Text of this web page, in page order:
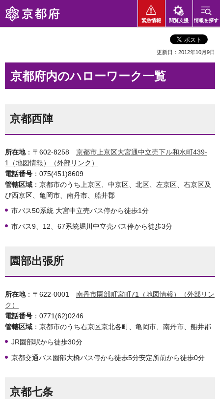
京都府
緊急情報 閲覧支援 情報を探す
更新日：2012年10月9日
京都府内のハローワーク一覧
京都西陣
所在地：〒602-8258 京都市上京区大宮通中立売下ル和水町439-
1（地図情報）（外部リンク）
電話番号 ：075(451)8609
管轄区域 ：京都市のうち上京区、中京区、北区、左京区、右京区及
び西京区、亀岡市、南丹市、船井郡
市バス50系統 大宮中立売バス停から徒歩1分
市バス9、12、67系統堀川中立売バス停から徒歩3分
園部出張所
所在地：〒622-0001 南丹市園部町宮町71（地図情報）（外部リン
ク）
電話番号 ：0771(62)0246
管轄区域 ：京都市のうち右京区京北各町、亀岡市、南丹市、船井郡
JR園部駅から徒歩30分
京都交通バス園部大橋バス停から徒歩5分安定所前から徒歩0分
京都七条